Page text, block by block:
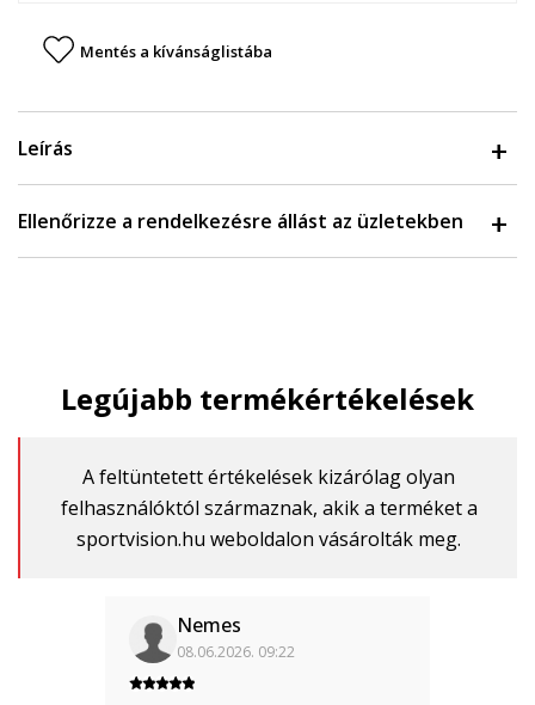
Mentés a kívánságlistába
Leírás
Ellenőrizze a rendelkezésre állást az üzletekben
Legújabb termékértékelések
A feltüntetett értékelések kizárólag olyan
felhasználóktól származnak, akik a terméket a
sportvision.hu weboldalon vásárolták meg.
Nemes
08.06.2026. 09:22